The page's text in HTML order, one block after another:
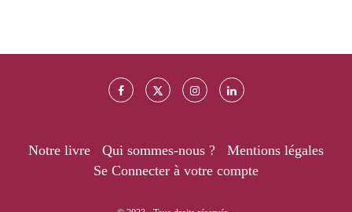
Notre livre Qui sommes-nous ?
Mentions légales
Se Connecter à votre compte